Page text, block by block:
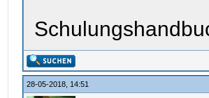
28-05-2018, 14:51